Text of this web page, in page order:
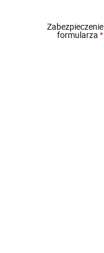
Zabezpieczenie
formularza*